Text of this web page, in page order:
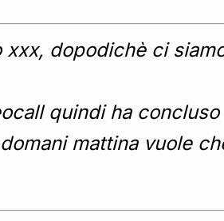
dopodichè ci
quindi ha
mattina vuole